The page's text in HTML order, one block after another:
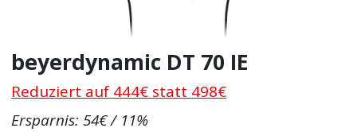
beyerdynamic DT 70 IE
Reduziert auf 444€ statt 498€
Ersparnis: 54€ / 11%